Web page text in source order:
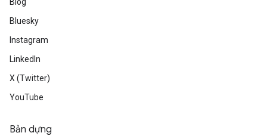
Bluesky
Instagram
LinkedIn
X (Twitter)
YouTube
Bản dựng